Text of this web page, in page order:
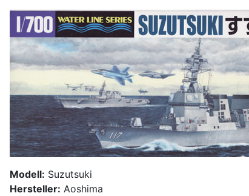
Modell: Suzutsuki
Hersteller: Aoshima